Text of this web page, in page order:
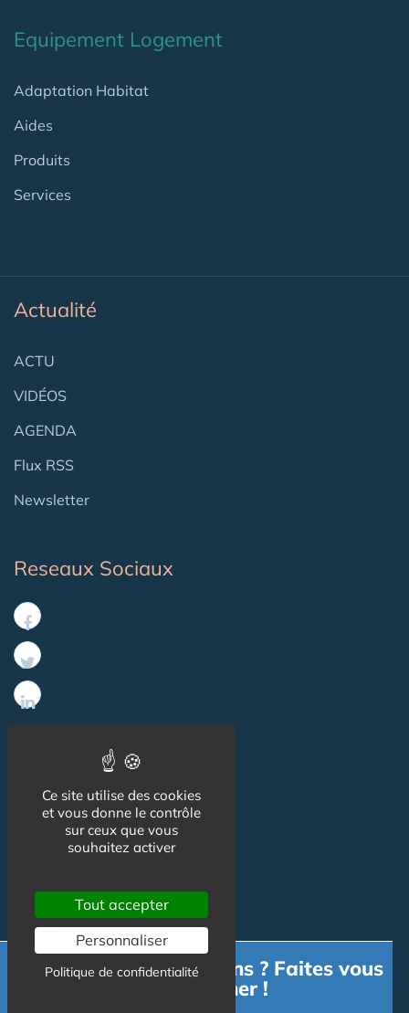
Equipement Logement
Adaptation Habitat
Aides
Produits
Services
Actualité
ACTU
VIDÉOS
AGENDA
Flux RSS
Newsletter
Reseaux Sociaux
Informations
CGU
Mentions légales
Contact
ContactBesoin d'informations ? Faites vous
accompagner !
Ce site utilise des cookies
et vous donne le contrôle
sur ceux que vous
souhaitez activer
Tout accepter
Personnaliser
Politique de confidentialité